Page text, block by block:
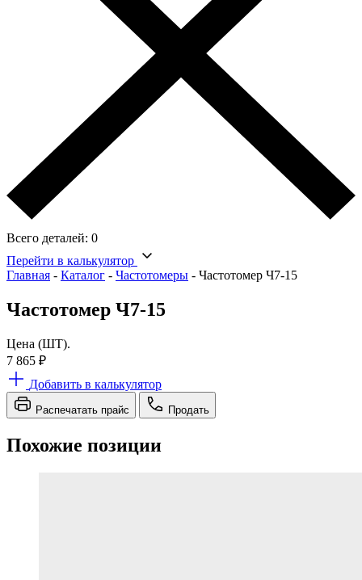
Всего деталей: 0
Перейти в калькулятор
Главная - Каталог - Частотомеры - Частотомер Ч7-15
Частотомер Ч7-15
Цена (ШТ).
7 865 ₽
Добавить в калькулятор
Распечатать прайс Продать
Похожие позиции